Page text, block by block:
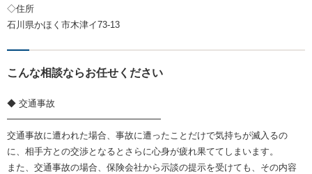
◇住所
石川県かほく市木津イ73-13
こんな相談ならお任せください
◆ 交通事故
━━━━━━━━━━━━━━━━━
交通事故に遭われた場合、事故に遭ったことだけで気持ちが滅入るの
に、相手方との交渉となるとさらに心身が疲れ果ててしまいます。
また、交通事故の場合、保険会社から示談の提示を受けても、その内容